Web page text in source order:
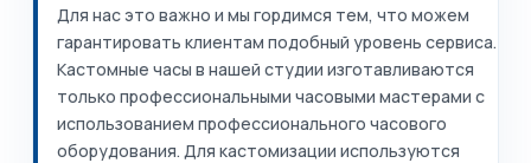
Для нас это важно и мы гордимся тем, что можем
гарантировать клиентам подобный уровень сервиса.
Кастомные часы в нашей студии изготавливаются
только профессиональными часовыми мастерами с
использованием профессионального часового
оборудования. Для кастомизации используются